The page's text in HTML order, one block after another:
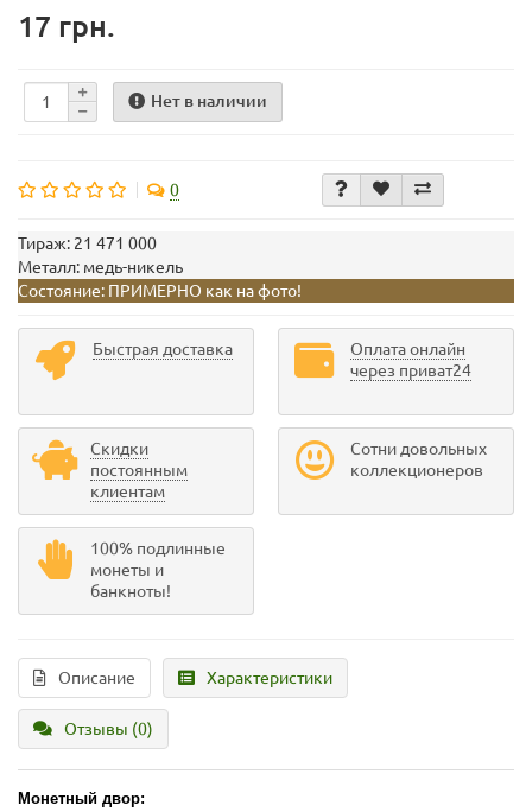
17 грн.
Нет в наличии
0
Тираж: 21 471 000
Металл: медь-никель
Состояние: ПРИМЕРНО как на фото!
Быстрая доставка
Оплата онлайн
через приват24
Скидки
постоянным
клиентам
Сотни довольных
коллекционеров
100% подлинные
монеты и
банкноты!
Описание Характеристики
Отзывы (0)
Монетный двор: